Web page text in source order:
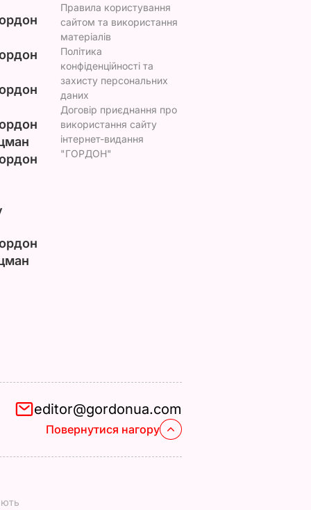
Правила користування
сайтом та використання
матеріалів
Політика
конфіденційності та
захисту персональних
даних
Договір приєднання про
використання сайту
інтернет-видання
"ГОРДОН"
editor@gordonua.com
Повернутися нагору